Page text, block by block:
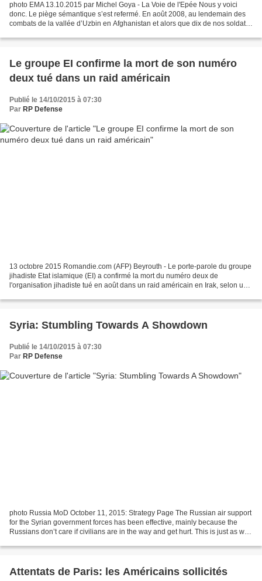
photo EMA 13.10.2015 par Michel Goya - La Voie de l'Epée Nous y voici
donc. Le piège sémantique s’est refermé. En août 2008, au lendemain des
combats de la vallée d’Uzbin en Afghanistan et alors que dix de nos soldats
Le groupe EI confirme la mort de son numéro
deux tué dans un raid américain
Publié le 14/10/2015 à 07:30
Par RP Defense
13 octobre 2015 Romandie.com (AFP) Beyrouth - Le porte-parole du groupe
jihadiste Etat islamique (EI) a confirmé la mort du numéro deux de
l'organisation jihadiste tué en août dans un raid américain en Irak, selon un
Syria: Stumbling Towards A Showdown
Publié le 14/10/2015 à 07:30
Par RP Defense
photo Russia MoD October 11, 2015: Strategy Page The Russian air support
for the Syrian government forces has been effective, mainly because the
Russians don’t care if civilians are in the way and get hurt. This is just as well
Attentats de Paris: les Américains sollicités